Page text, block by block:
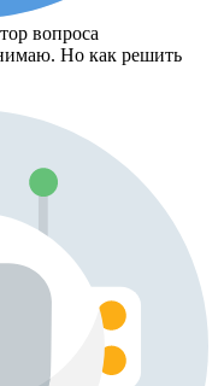
вопроса
Но как решить